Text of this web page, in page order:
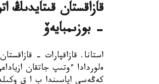
قازاقستان قىتايدىڭ
- بوزىمبايەۆ
استانا. قازاقپارات -
كەڭەسى اياسىندا ب ا ق